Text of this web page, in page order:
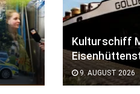
Kulturschiff
9. AUGUST 2026